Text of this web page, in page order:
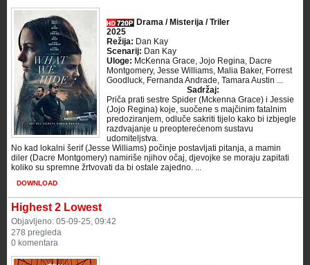
Drama / Misterija / Triler
2025
Režija: Dan Kay
Scenarij: Dan Kay
Uloge: McKenna Grace, Jojo Regina, Dacre
Montgomery, Jesse Williams, Malia Baker, Forrest
Goodluck, Fernanda Andrade, Tamara Austin ...
Sadržaj:
Priča prati sestre Spider (Mckenna Grace) i Jessie
(Jojo Regina) koje, suočene s majčinim fatalnim
predoziranjem, odluče sakriti tijelo kako bi izbjegle
razdvajanje u preopterećenom sustavu
udomiteljstva.
No kad lokalni šerif (Jesse Williams) počinje postavljati pitanja, a mamin
diler (Dacre Montgomery) namiriše njihov očaj, djevojke se moraju zapitati
koliko su spremne žrtvovati da bi ostale zajedno. ...
DOWNLOAD
Highest 2 Lowest
Objavljeno: 05-09-25, 09:42
278 pregleda
0 komentara